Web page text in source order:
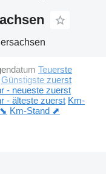
Teuerste
Günstigste zuerst
- neueste zuerst
- älteste zuerst Km-
Km-Stand ⬈